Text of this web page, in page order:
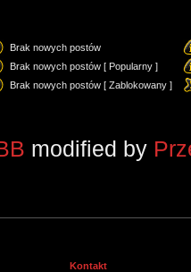
Brak nowych postów
Brak nowych postów [ Popularny ]
Brak nowych postów [ Zablokowany ]
modified by
Kontakt